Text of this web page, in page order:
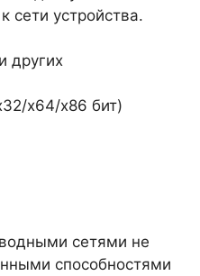
сети устройства.
других
x64/x86 бит)
сетями не
способностями